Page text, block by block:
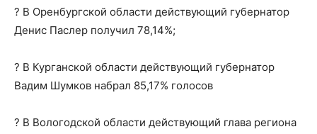
? В Оренбургской области действующий губернатор
Денис Паслер получил 78,14%;
? В Курганской области действующий губернатор
Вадим Шумков набрал 85,17% голосов
? В Вологодской области действующий глава региона